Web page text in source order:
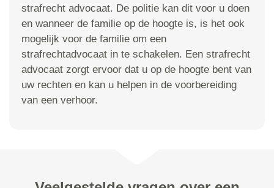
strafrecht advocaat. De politie kan dit voor u doen
en wanneer de familie op de hoogte is, is het ook
mogelijk voor de familie om een
strafrechtadvocaat in te schakelen. Een strafrecht
advocaat zorgt ervoor dat u op de hoogte bent van
uw rechten en kan u helpen in de voorbereiding
van een verhoor.